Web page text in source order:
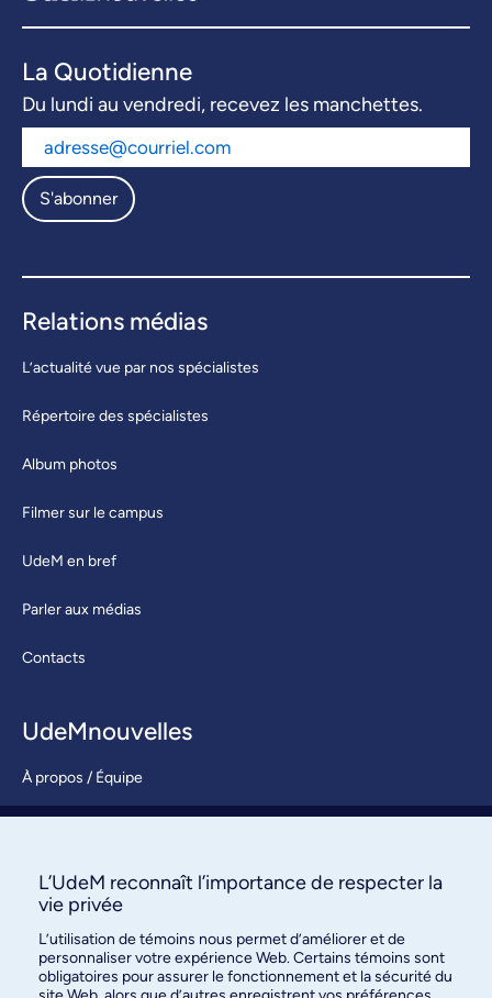
La Quotidienne
Du lundi au vendredi, recevez les manchettes.
S'abonner
Relations médias
L’actualité vue par nos spécialistes
Répertoire des spécialistes
Album photos
Filmer sur le campus
UdeM en bref
Parler aux médias
Contacts
UdeMnouvelles
À propos / Équipe
S’abonner
L’UdeM reconnaît l’importance de respecter la
vie privée
L’utilisation de témoins nous permet d’améliorer et de
personnaliser votre expérience Web. Certains témoins sont
obligatoires pour assurer le fonctionnement et la sécurité du